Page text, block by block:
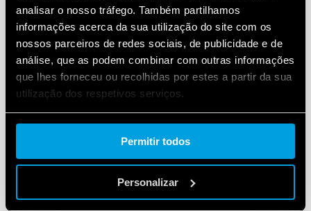
analisar o nosso tráfego. Também partilhamos
informações acerca da sua utilização do site com os
nossos parceiros de redes sociais, de publicidade e de
análise, que as podem combinar com outras informações
que lhes forneceu ou recolhidas por estes a partir da sua
utilização dos respetivos serviços.
Cookie policy.
Permitir todos
Personalizar